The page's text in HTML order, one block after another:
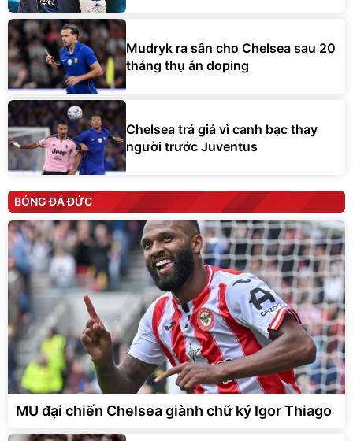
Mudryk ra sân cho Chelsea sau 20
tháng thụ án doping
Chelsea trả giá vì canh bạc thay
người trước Juventus
BÓNG ĐÁ ĐỨC
MU đại chiến Chelsea giành chữ ký Igor Thiago